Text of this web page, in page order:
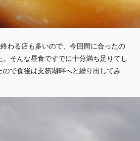
わる店も多いので、今回間に合ったの
そんな昼食ですでに十分満ち足りてし
ので食後は支笏湖畔へと繰り出してみ